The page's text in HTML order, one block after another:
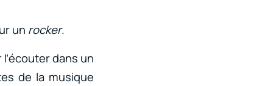
un rocker.
dans un
de la musique